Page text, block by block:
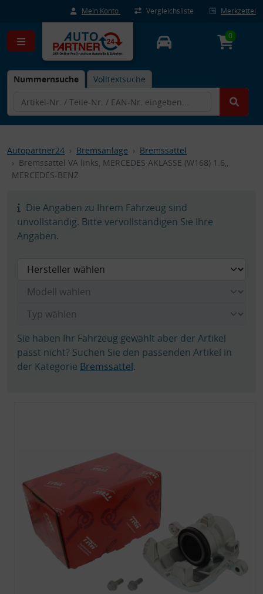
Mein Konto Vergleichsliste Merkzettel
Nummernsuche Volltextsuche
0
Autopartner24 Bremsanlage
Bremssattel
Bremssattel VA links, MERCEDES AKLASSE (W168) 1.6,,
MERCEDES-BENZ
Die Angaben zu Ihrem Fahrzeug sind
unvollständig. Bitte vervollständigen Sie Ihre
Angaben.
Sie haben Ihr Fahrzeug gewählt aber der Artikel
passt nicht? Suchen Sie den passenden Artikel in
der Kategorie Bremssattel.